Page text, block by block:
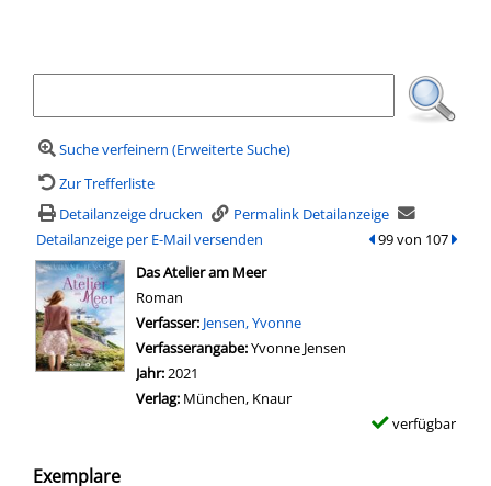
Suche verfeinern (Erweiterte Suche)
Zur Trefferliste
Detailanzeige drucken
Permalink Detailanzeige
Detailanzeige per E-Mail versenden
zum vorherigen
99 von 107zum
wird in neuem Tab geöffnet
Das Atelier am Meer
Roman
Verfasser: Suche nach diesem Verfasser
Jensen, Yvonne
Verfasserangabe:Yvonne Jensen
Jahr:2021
Verlag: München, Knaur
verfügbar
Exemplare